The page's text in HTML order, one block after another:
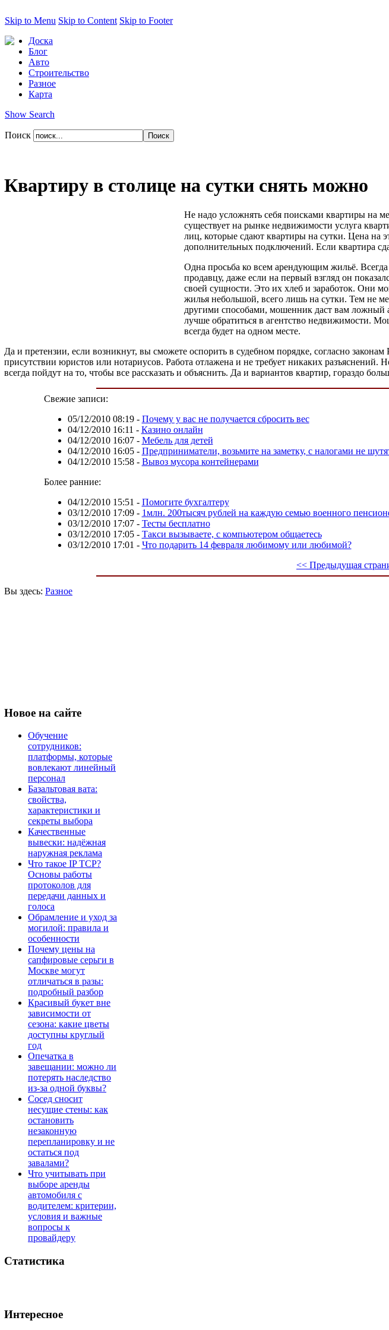
Skip to Menu Skip to Content Skip to Footer
Доска
Блог
Авто
Строительство
Разное
Карта
Show Search
Поиск
Квартиру в столице на сутки снять можно
Не надо усложнять себя поисками квартиры на
существует на рынке недвижимости услуга
лиц, которые сдают квартиры на сутки. Цена на
дополнительных подключений. Если квартира
Одна просьба ко всем арендующим жильё.
продавцу, даже если на первый взгляд он
своей сущности. Это их хлеб и заработок. Они
жилья небольшой, всего лишь на сутки. Тем не
другими способами, мошенник даст вам ложный
лучше обратиться в агентство недвижимости.
всегда будет на одном месте.
Да и претензии, если возникнут, вы сможете оспорить в судебном порядке, согласно
присутствии юристов или нотариусов. Работа отлажена и не требует никаких
всегда пойдут на то, чтобы все рассказать и объяснить. Да и вариантов квартир, гораздо
Свежие записи:
05/12/2010 08:19- Почему у вас не получается сбросить вес
04/12/2010 16:11 - Казино онлайн
04/12/2010 16:07- Мебель для детей
04/12/2010 16:05- Предприниматели, возьмите на заметку, с налогами не
04/12/2010 15:58- Вывоз мусора контейнерами
Более ранние:
04/12/2010 15:51 - Помогите бухгалтеру
03/12/2010 17:09- 1млн. 200тысяч рублей на каждую семью военного
03/12/2010 17:07- Тесты бесплатно
03/12/2010 17:05- Такси вызываете, с компьютером общаетесь
03/12/2010 17:01 - Что подарить 14 февраля любимому или любимой?
<< Предыдущая
Вы здесь: Разное
Новое на сайте
Обучение
сотрудников:
платформы, которые
вовлекают линейный
персонал
Базальтовая вата:
свойства,
характеристики и
секреты выбора
Качественные
вывески: надёжная
наружная реклама
Что такое IP TCP?
Основы работы
протоколов для
передачи данных и
голоса
Обрамление и уход за
могилой: правила и
особенности
Почему цены на
сапфировые серьги в
Москве могут
отличаться в разы:
подробный разбор
Красивый букет вне
зависимости от
сезона: какие цветы
доступны круглый
год
Опечатка в
завещании: можно ли
потерять наследство
из-за одной буквы?
Сосед сносит
несущие стены: как
остановить
незаконную
перепланировку и не
остаться под
завалами?
Что учитывать при
выборе аренды
автомобиля с
водителем: критерии,
условия и важные
вопросы к
провайдеру
Статистика
Интересное